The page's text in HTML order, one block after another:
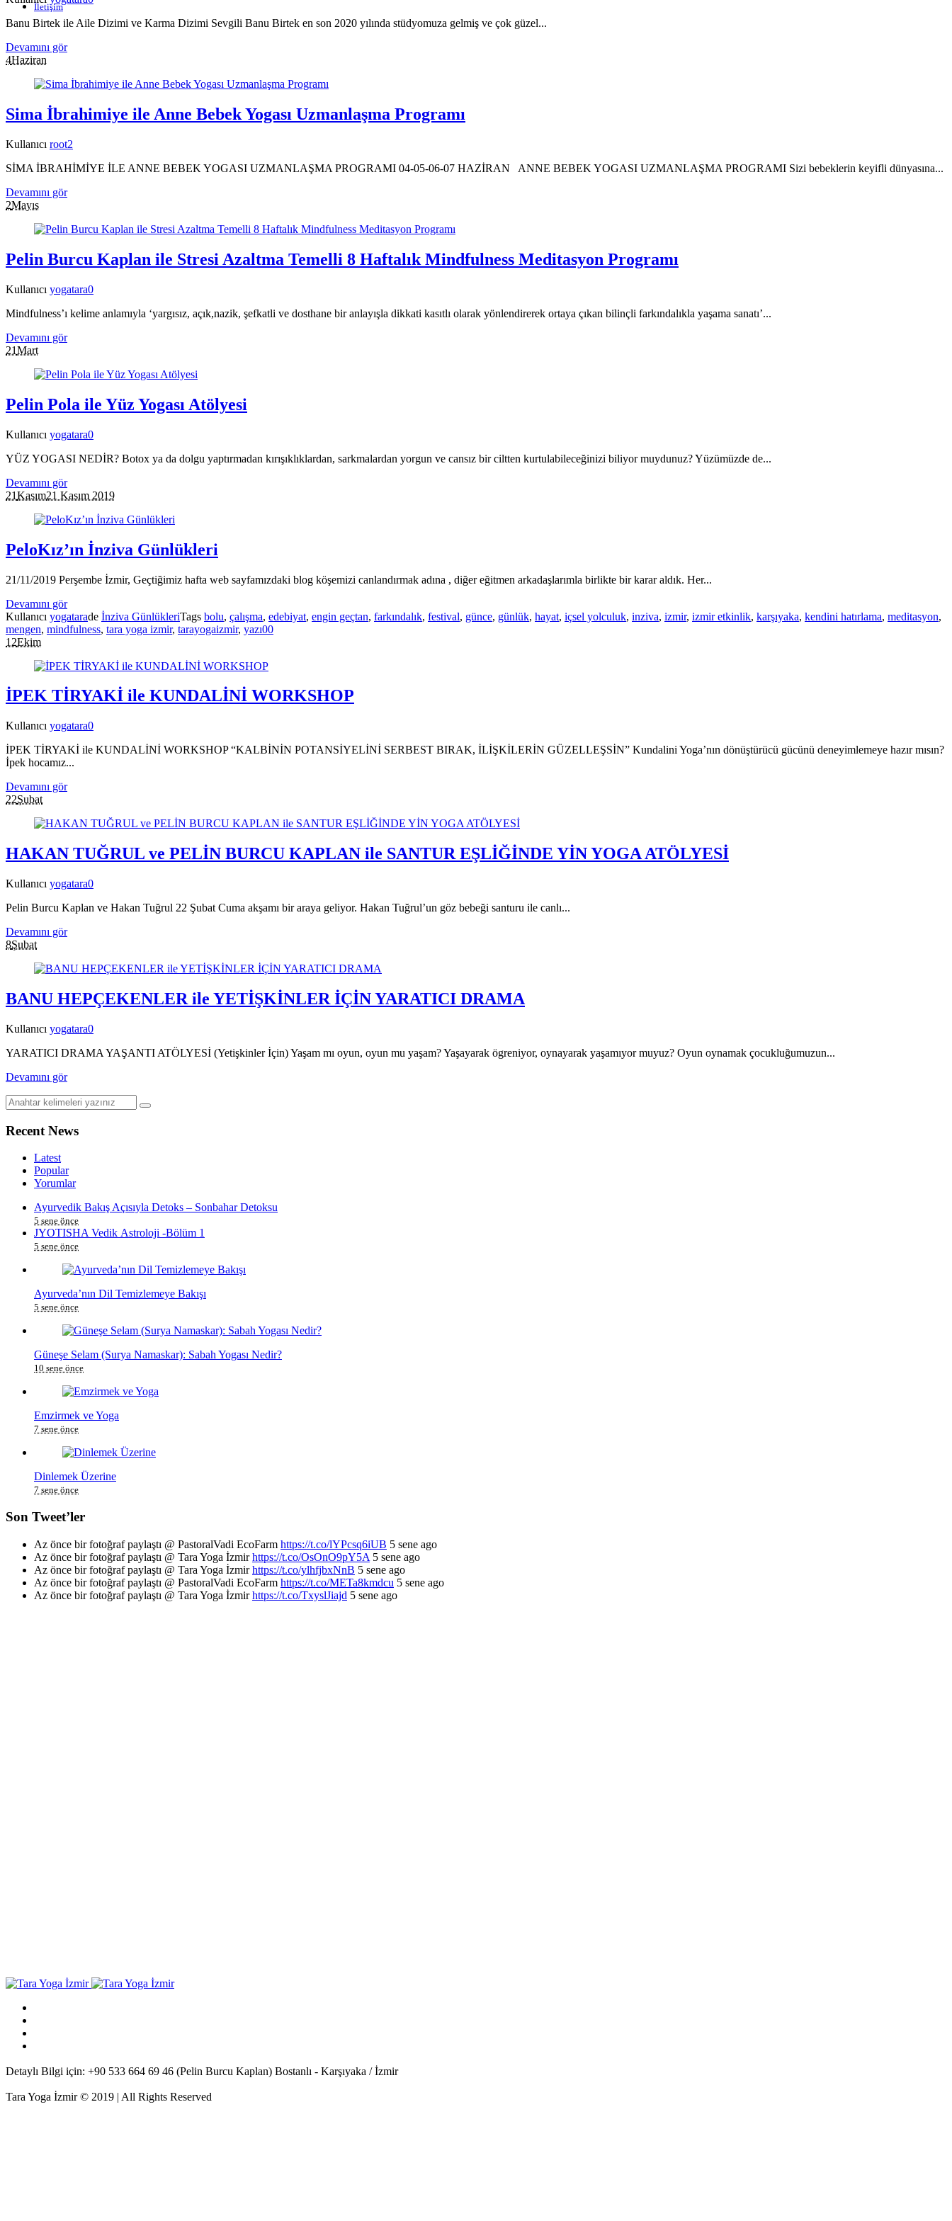
İletişim
Banu Birtek ile Aile Dizimi ve Karma Dizimi Sevgili Banu Birtek en son 2020 yılında stüdyomuza gelmiş ve çok güzel...
Devamını gör
4Haziran
Sima İbrahimiye ile Anne Bebek Yogası Uzmanlaşma Programı
Kullanıcı root2
SİMA İBRAHİMİYE İLE ANNE BEBEK YOGASI UZMANLAŞMA PROGRAMI 04-05-06-07 HAZİRAN ANNE BEBEK YOGASI UZMANLAŞMA PROGRAMI Sizi bebeklerin keyifli dünyasına...
Devamını gör
2Mayıs
Pelin Burcu Kaplan ile Stresi Azaltma Temelli 8 Haftalık Mindfulness Meditasyon Programı
Kullanıcı yogatara0
Mindfulness’ı kelime anlamıyla ‘yargısız, açık,nazik, şefkatli ve dosthane bir anlayışla dikkati kasıtlı olarak yönlendirerek ortaya çıkan bilinçli farkındalıkla yaşama sanatı’...
Devamını gör
21Mart
Pelin Pola ile Yüz Yogası Atölyesi
Kullanıcı yogatara0
YÜZ YOGASI NEDİR? Botox ya da dolgu yaptırmadan kırışıklıklardan, sarkmalardan yorgun ve cansız bir ciltten kurtulabileceğinizi biliyor muydunuz? Yüzümüzde de...
Devamını gör
21Kasım21 Kasım 2019
PeloKız’ın İnziva Günlükleri
21/11/2019 Perşembe İzmir, Geçtiğimiz hafta web sayfamızdaki blog köşemizi canlandırmak adına , diğer eğitmen arkadaşlarımla birlikte bir karar aldık. Her...
Devamını gör
Kullanıcı yogatarade İnziva GünlükleriTags bolu, çalışma, edebiyat, engin geçtan, farkındalık, festival, günce, günlük, hayat, içsel yolculuk, inziva, izmir, izmir etkinlik, karşıyaka, kendini hatırlama, meditasyon,
mengen, mindfulness, tara yoga izmir, tarayogaizmir, yazı00
12Ekim
İPEK TİRYAKİ ile KUNDALİNİ WORKSHOP
Kullanıcı yogatara0
İPEK TİRYAKİ ile KUNDALİNİ WORKSHOP “KALBİNİN POTANSİYELİNİ SERBEST BIRAK, İLİŞKİLERİN GÜZELLEŞSİN” Kundalini Yoga’nın dönüştürücü gücünü deneyimlemeye hazır mısın?
İpek hocamız...
Devamını gör
22Şubat
HAKAN TUĞRUL ve PELİN BURCU KAPLAN ile SANTUR EŞLİĞİNDE YİN YOGA ATÖLYESİ
Kullanıcı yogatara0
Pelin Burcu Kaplan ve Hakan Tuğrul 22 Şubat Cuma akşamı bir araya geliyor. Hakan Tuğrul’un göz bebeği santuru ile canlı...
Devamını gör
8Şubat
BANU HEPÇEKENLER ile YETİŞKİNLER İÇİN YARATICI DRAMA
Kullanıcı yogatara0
YARATICI DRAMA YAŞANTI ATÖLYESİ (Yetişkinler İçin) Yaşam mı oyun, oyun mu yaşam? Yaşayarak ögreniyor, oynayarak yaşamıyor muyuz? Oyun oynamak çocukluğumuzun...
Devamını gör
Recent News
Latest
Popular
Yorumlar
Ayurvedik Bakış Açısıyla Detoks – Sonbahar Detoksu
5 sene önce
JYOTISHA Vedik Astroloji -Bölüm 1
5 sene önce
Ayurveda’nın Dil Temizlemeye Bakışı
5 sene önce
Güneşe Selam (Surya Namaskar): Sabah Yogası Nedir?
10 sene önce
Emzirmek ve Yoga
7 sene önce
Dinlemek Üzerine
7 sene önce
Son Tweet’ler
Az önce bir fotoğraf paylaştı @ PastoralVadi EcoFarm https://t.co/lYPcsq6iUB 5 sene ago
Az önce bir fotoğraf paylaştı @ Tara Yoga İzmirhttps://t.co/OsOnO9pY5A 5 sene ago
Az önce bir fotoğraf paylaştı @ Tara Yoga İzmirhttps://t.co/ylhfjbxNnB 5 sene ago
Az önce bir fotoğraf paylaştı @ PastoralVadi EcoFarm https://t.co/METa8kmdcu 5 sene ago
Az önce bir fotoğraf paylaştı @ Tara Yoga İzmirhttps://t.co/TxyslJiajd 5 sene ago
Detaylı Bilgi için: +90 533 664 69 46 (Pelin Burcu Kaplan) Bostanlı - Karşıyaka / İzmir
Tara Yoga İzmir © 2019 | All Rights Reserved